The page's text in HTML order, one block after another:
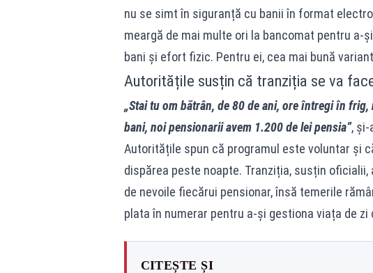
nu se simt în siguranță cu banii în format
meargă de mai multe ori la bancomat pentru a-
bani și efort fizic. Pentru ei, cea mai bună
Autoritățile susțin că tranziția se va
„Stai tu om bătrân, de 80 de ani, ore întregi în
bani, noi pensionarii avem 1.200 de lei pensia”, și-
Autoritățile spun că programul este voluntar și
dispărea peste noapte. Tranziția, susțin
de nevoile fiecărui pensionar, însă temerile
plata în numerar pentru a-și gestiona viața de zi
CITEȘTE ȘI